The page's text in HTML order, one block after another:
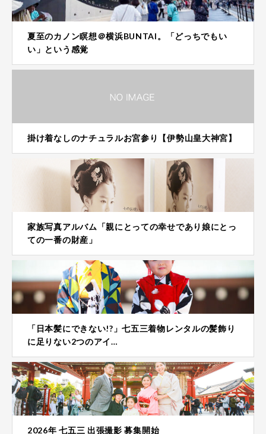
夏至のカノン瞑想＠横浜BUNTAI。「どっちでもい
い」という感覚
掛け着なしのナチュラルお宮参り【伊勢山皇大神宮】
家族写真アルバム「親にとっての幸せであり娘にとっ
ての一番の財産」
「日本髪にできない!?」七五三着物レンタルの髪飾り
に足りない2つのアイ…
2026年 七五三 出張撮影 募集開始